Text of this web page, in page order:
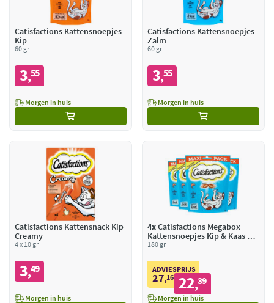
Catisfactions Kattensnoepjes
Kip
60 gr
3,55
Morgen in huis
Catisfactions Kattensnoepjes
Zalm
60 gr
3,55
Morgen in huis
Catisfactions Kattensnack Kip
Creamy
4 x 10 gr
3,49
Morgen in huis
4xCatisfactions Megabox
Kattensnoepjes Kip & Kaas &
Zalm
180 gr
ADVIESPRIJS
27,16 22,39
Morgen in huis